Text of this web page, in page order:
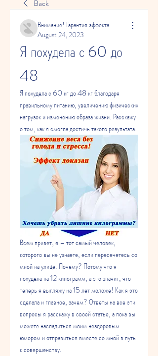
Back
Внимание! Гарантия эффекта
August 24, 2023
Я похудела с 60 до
48
Я похудела с 60 кг до 48 кг благодаря
правильному питанию, увеличению физических
нагрузок и изменению образа жизни. Расскажу
о том, как я смогла достичь такого результата.
Всем привет, я – тот самый человек,
которого вы не узнаете, если пересечетесь со
мной на улице. Почему? Потому что я
похудела на 12 килограмм, а это значит, что
теперь я выгляжу на 15 лет моложе! Как я это
сделала и главное, зачем? Ответы на все эти
вопросы я расскажу в своей статье, а пока вы
можете насладиться моим нездоровым
юмором и отправиться вместе со мной в путь
к совершенству.